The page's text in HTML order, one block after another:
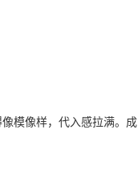
模像样，代入感拉满。成